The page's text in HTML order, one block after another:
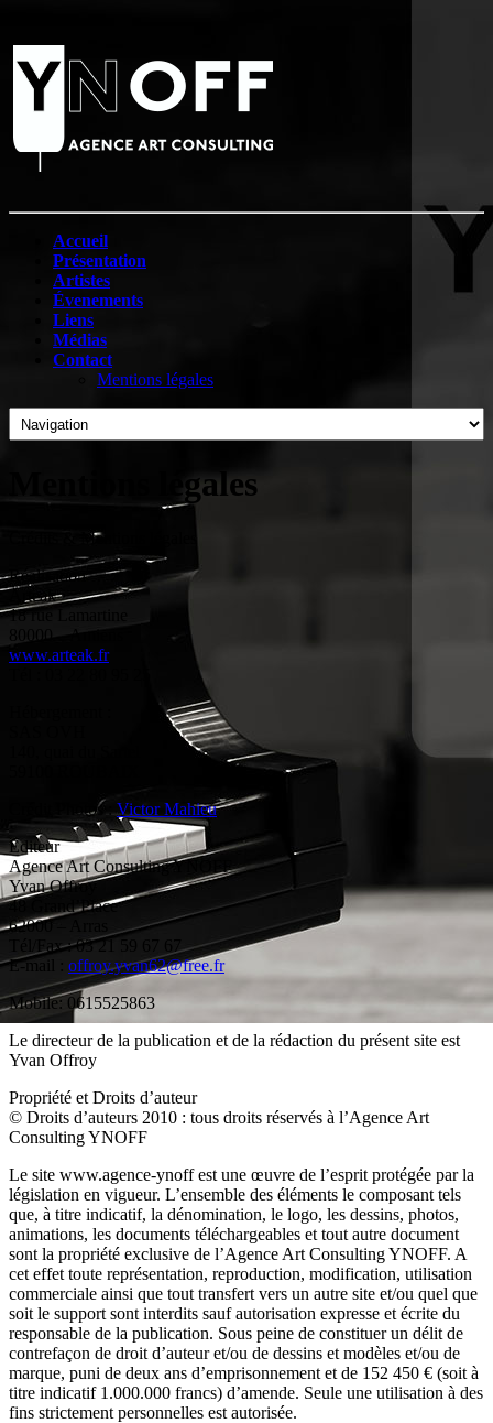
Accueil
Présentation
Artistes
Évenements
Liens
Médias
Contact
Mentions légales
Mentions légales
Crédits & Mentions légales
Réalisation
Arteak
18 rue Lamartine
80000 – Amiens
www.arteak.fr
Crédit Photos : Victor Mahieu
Editeur
Agence Art Consulting YNOFF
Yvan Offroy
48 Grand’Place
62000 – Arras
Tél/Fax : 03 21 59 67 67
E-mail : offroy.yvan62@free.fr
Mobile: 0615525863
Le directeur de la publication et de la rédaction du présent site est
Yvan Offroy
Propriété et Droits d’auteur
© Droits d’auteurs 2010 : tous droits réservés à l’Agence Art
Consulting YNOFF
Le site www.agence-ynoff est une œuvre de l’esprit protégée par la
législation en vigueur. L’ensemble des éléments le composant tels
que, à titre indicatif, la dénomination, le logo, les dessins, photos,
animations, les documents téléchargeables et tout autre document
sont la propriété exclusive de l’Agence Art Consulting YNOFF. A
cet effet toute représentation, reproduction, modification, utilisation
commerciale ainsi que tout transfert vers un autre site et/ou quel que
soit le support sont interdits sauf autorisation expresse et écrite du
responsable de la publication. Sous peine de constituer un délit de
contrefaçon de droit d’auteur et/ou de dessins et modèles et/ou de
marque, puni de deux ans d’emprisonnement et de 152 450 € (soit à
titre indicatif 1.000.000 francs) d’amende. Seule une utilisation à des
fins strictement personnelles est autorisée.